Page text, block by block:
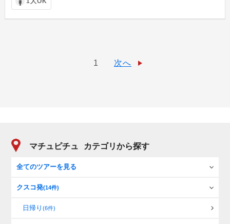
1 次へ
マチュピチュ カテゴリから探す
全てのツアーを見る
クスコ発(14件)
日帰り(6件)